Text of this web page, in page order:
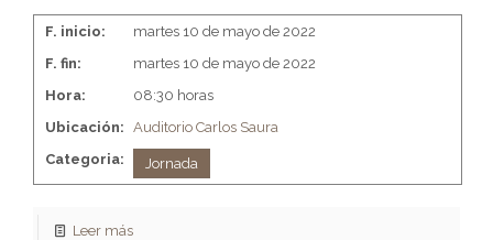
F. inicio:
martes 10 de mayo de 2022
F. fin:
martes 10 de mayo de 2022
Hora:
08:30 horas
Ubicación: Auditorio Carlos Saura
Categoria:
Jornada
Leer más